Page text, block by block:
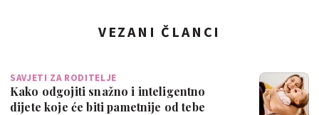
VEZANI ČLANCI
SAVJETI ZA RODITELJE
Kako odgojiti snažno i inteligentno
dijete koje će biti pametnije od tebe